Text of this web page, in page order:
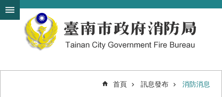
跳到主要內容區塊
搜
尋
進
首頁 訊息發布 消防消息